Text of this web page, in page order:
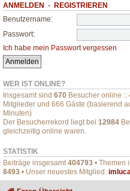
ANMELDEN • REGISTRIEREN
Benutzername:
Passwort:
Ich habe mein Passwort vergessen
WER IST ONLINE?
Insgesamt sind 670 Besucher online ::
Mitglieder und 666 Gäste (basierend
Minuten)
Der Besucherrekord liegt bei 12984
gleichzeitig online waren.
STATISTIK
Beiträge insgesamt404793 • Themen
8493 • Unser neuestes Mitglied: